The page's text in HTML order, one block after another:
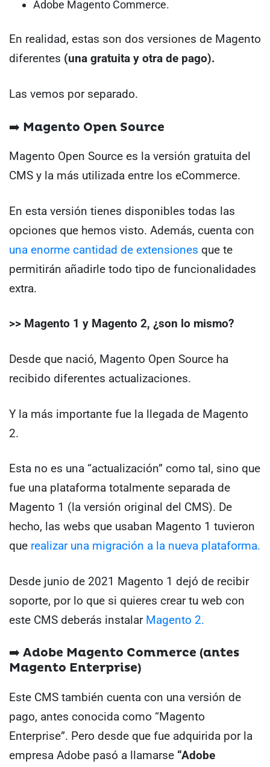
Adobe Magento Commerce.
En realidad, estas son dos versiones de Magento
diferentes (una gratuita y otra de pago).
Las vemos por separado.
➡️ Magento Open Source
Magento Open Source es la versión gratuita del
CMS y la más utilizada entre los eCommerce.
En esta versión tienes disponibles todas las
opciones que hemos visto. Además, cuenta con
una enorme cantidad de extensiones que te
permitirán añadirle todo tipo de funcionalidades
extra.
>> Magento 1 y Magento 2, ¿son lo mismo?
Desde que nació, Magento Open Source ha
recibido diferentes actualizaciones.
Y la más importante fue la llegada de Magento
2.
Esta no es una “actualización” como tal, sino que
fue una plataforma totalmente separada de
Magento 1 (la versión original del CMS). De
hecho, las webs que usaban Magento 1 tuvieron
que realizar una migración a la nueva plataforma.
Desde junio de 2021 Magento 1 dejó de recibir
soporte, por lo que si quieres crear tu web con
este CMS deberás instalar Magento 2.
➡️ Adobe Magento Commerce (antes
Magento Enterprise)
Este CMS también cuenta con una versión de
pago, antes conocida como “Magento
Enterprise”. Pero desde que fue adquirida por la
empresa Adobe pasó a llamarse “Adobe